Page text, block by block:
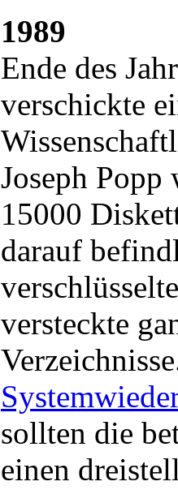
1989
Ende des
verschickte
Joseph
15000
darauf
versteckte
sollten die
einen